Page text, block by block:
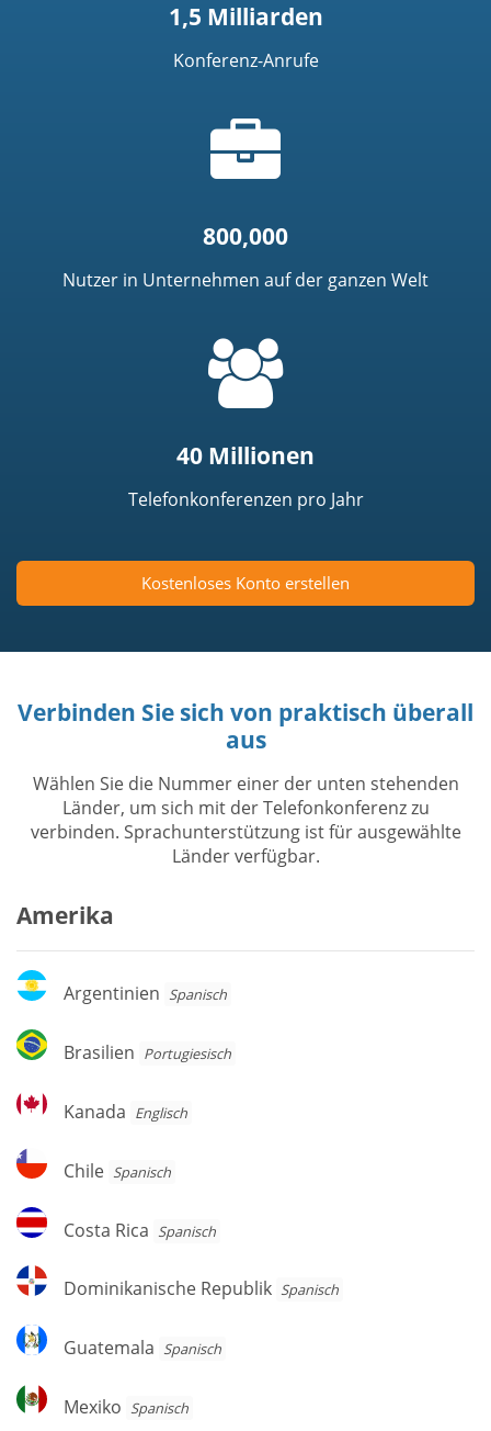
1,5 Milliarden
Konferenz-Anrufe
800,000
Nutzer in Unternehmen auf der ganzen Welt
40 Millionen
Telefonkonferenzen pro Jahr
Kostenloses Konto erstellen
Verbinden Sie sich von praktisch überall
aus
Wählen Sie die Nummer einer der unten stehenden
Länder, um sich mit der Telefonkonferenz zu
verbinden. Sprachunterstützung ist für ausgewählte
Länder verfügbar.
Amerika
Argentinien
Argentinien Spanisch
Brasilien
Brasilien Por­tu­gie­sisch
Kanada
Kanada Englisch
Chile
Chile Spanisch
Costa
Rica
Costa Rica Spanisch
Dominikanische
Republik
Dominikanische Republik Spanisch
Guatemala
Guatemala Spanisch
Mexiko
Mexiko Spanisch